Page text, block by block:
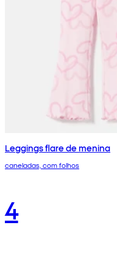
Leggings flare de menina
caneladas, com folhos
4